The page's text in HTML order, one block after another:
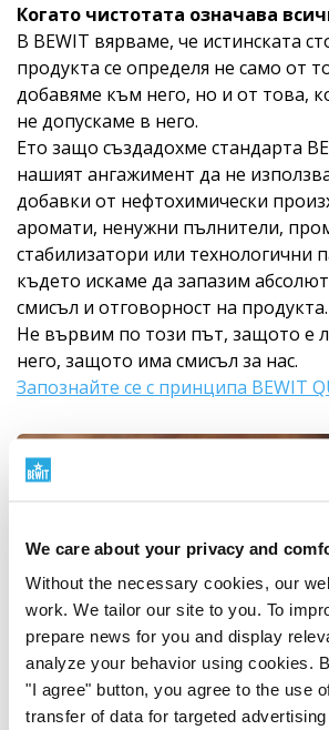
We care about your privacy and
Without the necessary cookies, our
work. We tailor our site to you. To
prepare news for you and display
analyze your behavior using cookies.
"I agree" button, you agree to the use
transfer of data for targeted
Когато чистотата означава
В BEWIT вярваме, че истинската
продукта се определя не само от
добавяме към него, но и от това,
не допускаме в него.
Ето защо създадохме стандарта
нашият ангажимент да не
добавки от нефтохимически
аромати, ненужни пълнители,
стабилизатори или технологични
където искаме да запазим
смисъл и отговорност на продукта.
Не вървим по този път, защото е
него, защото има смисъл за нас.
Запознайте се с принципа BEWIT